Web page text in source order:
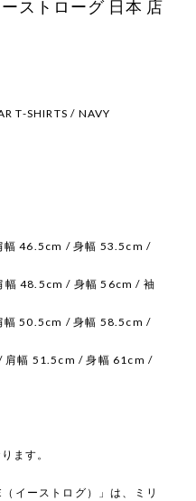
ストローグ 日本 店
T-SHIRTS / NAVY
幅 46.5cm / 身幅 53.5cm /
幅 48.5cm / 身幅 56cm / 袖
幅 50.5cm / 身幅 58.5cm /
肩幅 51.5cm / 身幅 61cm /
ます。
イーストログ）」は、ミリ